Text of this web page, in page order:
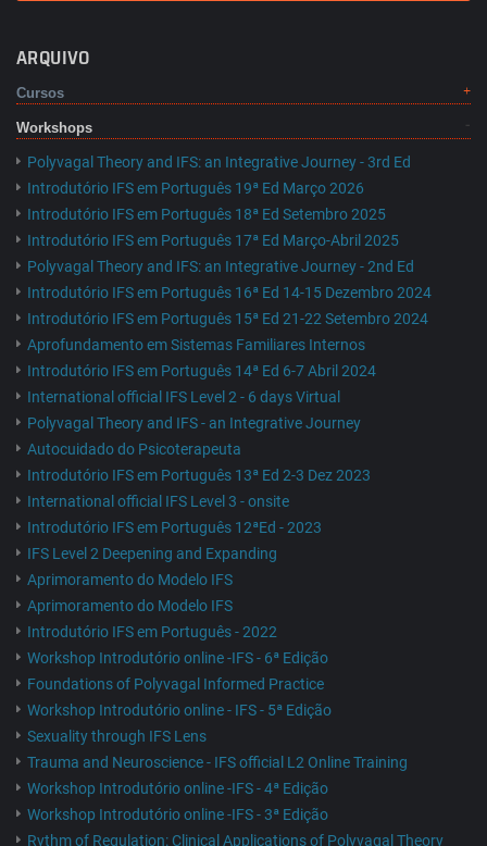
ARQUIVO
Cursos
Workshops
Polyvagal Theory and IFS: an Integrative Journey - 3rd Ed
Introdutório IFS em Português 19ª Ed Março 2026
Introdutório IFS em Português 18ª Ed Setembro 2025
Introdutório IFS em Português 17ª Ed Março-Abril 2025
Polyvagal Theory and IFS: an Integrative Journey - 2nd Ed
Introdutório IFS em Português 16ª Ed 14-15 Dezembro 2024
Introdutório IFS em Português 15ª Ed 21-22 Setembro 2024
Aprofundamento em Sistemas Familiares Internos
Introdutório IFS em Português 14ª Ed 6-7 Abril 2024
International official IFS Level 2 - 6 days Virtual
Polyvagal Theory and IFS - an Integrative Journey
Autocuidado do Psicoterapeuta
Introdutório IFS em Português 13ª Ed 2-3 Dez 2023
International official IFS Level 3 - onsite
Introdutório IFS em Português 12ªEd - 2023
IFS Level 2 Deepening and Expanding
Aprimoramento do Modelo IFS
Aprimoramento do Modelo IFS
Introdutório IFS em Português - 2022
Workshop Introdutório online -IFS - 6ª Edição
Foundations of Polyvagal Informed Practice
Workshop Introdutório online - IFS - 5ª Edição
Sexuality through IFS Lens
Trauma and Neuroscience - IFS official L2 Online Training
Workshop Introdutório online -IFS - 4ª Edição
Workshop Introdutório online -IFS - 3ª Edição
Rythm of Regulation: Clinical Applications of Polyvagal Theory